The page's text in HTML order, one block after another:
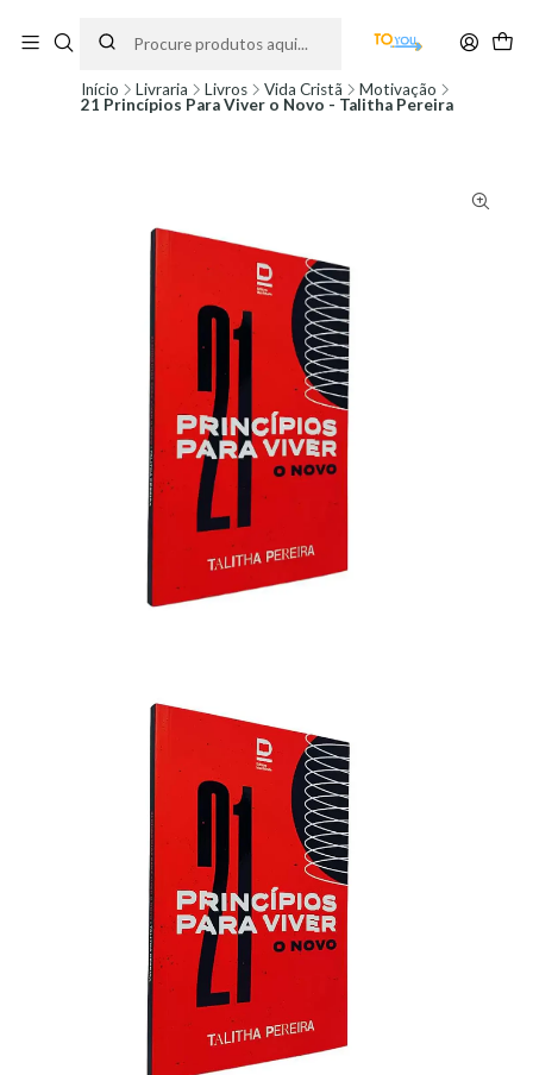
partir do dia 11 de Agosto, às 10H.
Início Livraria Livros Vida Cristã
Motivação
21 Princípios Para Viver o Novo - Talitha Pereira